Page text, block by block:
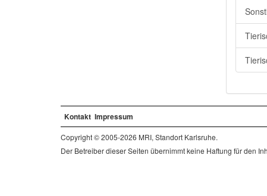
Kontakt Impressum
Copyright © 2005-2026 MRI, Standort Karlsruhe.
Der Betreiber dieser Seiten übernimmt keine Haftung für den